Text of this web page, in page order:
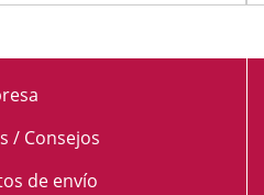
/ Consejos
de envío